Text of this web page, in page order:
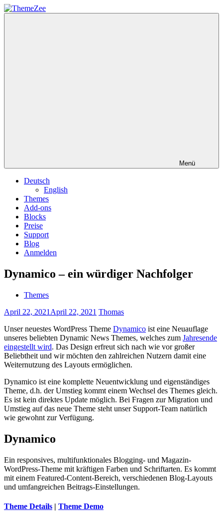
Zum
Inhalt
ThemeZee
Menü
Deutsch
English
Themes
Add-ons
Blocks
Preise
Support
Blog
Anmelden
Dynamico – ein würdiger Nachfolger
Themes
April 22, 2021 April 22, 2021 Thomas
Unser neuestes WordPress Theme Dynamico ist eine Neuauflage
unseres beliebten Dynamic News Themes, welches zum Jahresende
eingestellt wird. Das Design erfreut sich nach wie vor großer
Beliebtheit und wir möchten den zahlreichen Nutzern damit eine
Weiternutzung des Layouts ermöglichen.
Dynamico ist eine komplette Neuentwicklung und eigenständiges
Theme, d.h. der Umstieg kommt einem Wechsel des Themes gleich.
Es ist kein direktes Update möglich. Bei Fragen zur Migration und
Umstieg auf das neue Theme steht unser Support-Team natürlich
wie gewohnt zur Verfügung.
Dynamico
Ein responsives, multifunktionales Blogging- und Magazin-
WordPress-Theme mit kräftigen Farben und Schriftarten. Es kommt
mit einem Featured-Content-Bereich, verschiedenen Blog-Layouts
und umfangreichen Beitrags-Einstellungen.
Theme Details | Theme Demo